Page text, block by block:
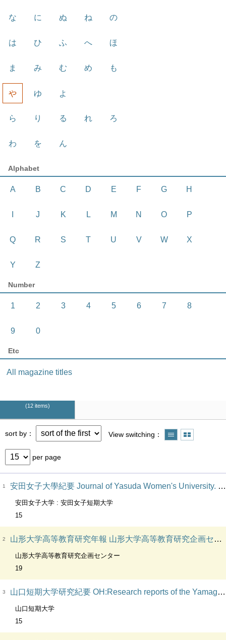
な に ぬ ね の
は ひ ふ へ ほ
ま み む め も
や ゆ よ
ら り る れ ろ
わ を ん
Alphabet
A B C D E F G H
J K L M N O P
Q R S T U V W X
Y Z
Number
1 2 3 4 5 6 7 8
9 0
Etc
All magazine titles
12 items
sort by View switching
per page
1 安田女子大學紀要 Journal of Yasuda Women's University. VT:安田女子大学紀要
安田女子大学 : 安田女子短期大学
15
2 山形大学高等教育研究年報 山形大学高等教育研究企画センター紀要 Higher education research Research Center for Higher Education, Yamagata University. VT:山形大学高等教育研究企画センター紀要
山形大学高等教育研究企画センター
19
3 山口短期大学研究紀要 OH:Research reports of the Yamaguchi Junior College. OH:Bulletin of Yamaguchi Junior College
山口短期大学
15